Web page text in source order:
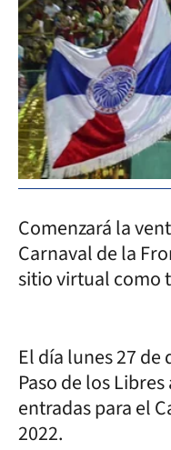
Comenzará la
Carnaval de la
sitio virtual como
El día lunes 27
Paso de los
entradas para el
2022.